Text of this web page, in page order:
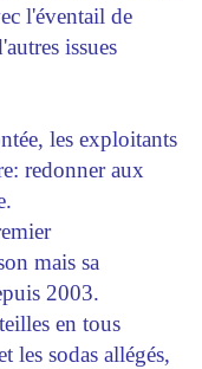
l'éventail de
issues
les exploitants
redonner aux
mais sa
2003.
en tous
les sodas allégés,